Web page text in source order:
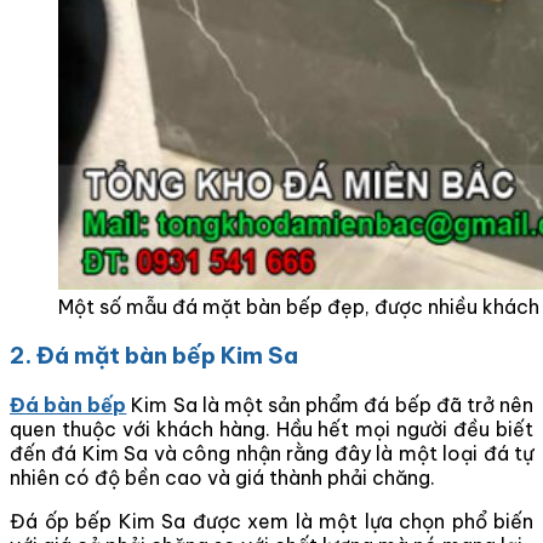
Một số mẫu đá mặt bàn bếp đẹp, được nhiều
2. Đá mặt bàn bếp Kim Sa
Đá bàn bếp Kim Sa là một sản phẩm đá bếp đã trở nên
quen thuộc với khách hàng. Hầu hết mọi người đều biết
đến đá Kim Sa và công nhận rằng đây là một loại đá tự
nhiên có độ bền cao và giá thành phải chăng.
Đá ốp bếp Kim Sa được xem là một lựa chọn phổ biến